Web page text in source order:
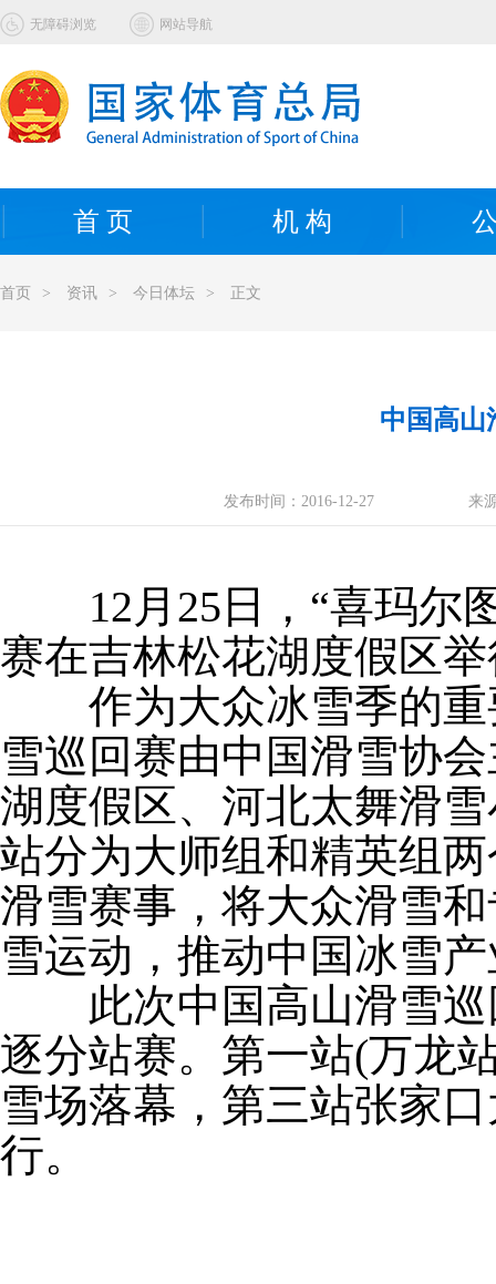
无障碍浏览 网站导航
首 页 机 构
首页 > 资讯 > 今日体坛 > 正文
中国高山
发布时间： 2016-12-27 来
12月25日，“喜玛尔图
赛在吉林松花湖度假区
作为大众冰雪季的重
雪巡回赛由中国滑雪协
湖度假区、河北太舞滑
站分为大师组和精英组
滑雪赛事，将大众滑雪
雪运动，推动中国冰雪
此次中国高山滑雪巡
逐分站赛。第一站(万龙
雪场落幕，第三站张家
行。